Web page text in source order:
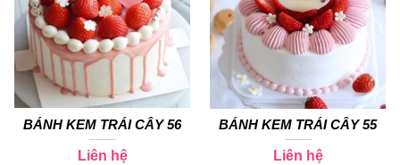
BÁNH KEM TRÁI CÂY 56
Liên hệ
BÁNH KEM TRÁI CÂY 55
Liên hệ